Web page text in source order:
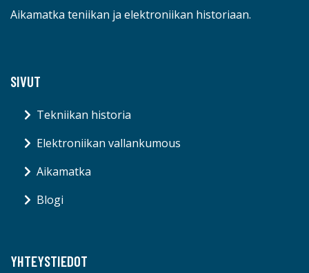
Aikamatka teniikan ja elektroniikan historiaan.
SIVUT
Tekniikan historia
Elektroniikan vallankumous
Aikamatka
Blogi
YHTEYSTIEDOT